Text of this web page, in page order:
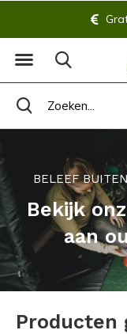
BELEEF
Bekijk
aan
Producten